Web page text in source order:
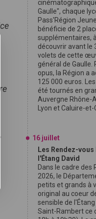
Gaulle", chaque
Pass'Région
bénéficie de 2
supplémentaires,
découvrir avant le
volets de cette
général de Gaulle.
opus, la Région a
125 000 euros.
été tournés en
Auvergne Rhône-
Lyon et Caluire-et-
16 juillet
Les Rendez-
l'Étang David
Dans le cadre des
2026, le
petits et grands à
original au coeur
sensible de
Saint-Rambert ce